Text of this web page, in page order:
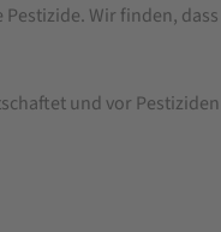
Wir finden,
und vor